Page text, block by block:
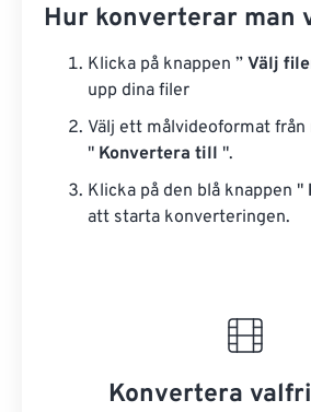
Hur konverterar man
Klicka på knappen ” Välj
upp dina filer
Välj ett målvideoformat
" Konvertera till ".
Klicka på den blå knappen "
att starta konverteringen.
Konvertera